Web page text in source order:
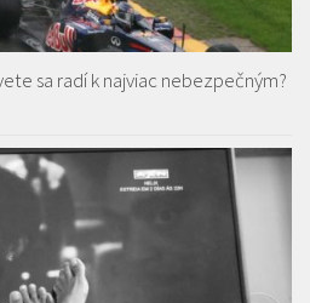
sa radí k najviac nebezpečným?